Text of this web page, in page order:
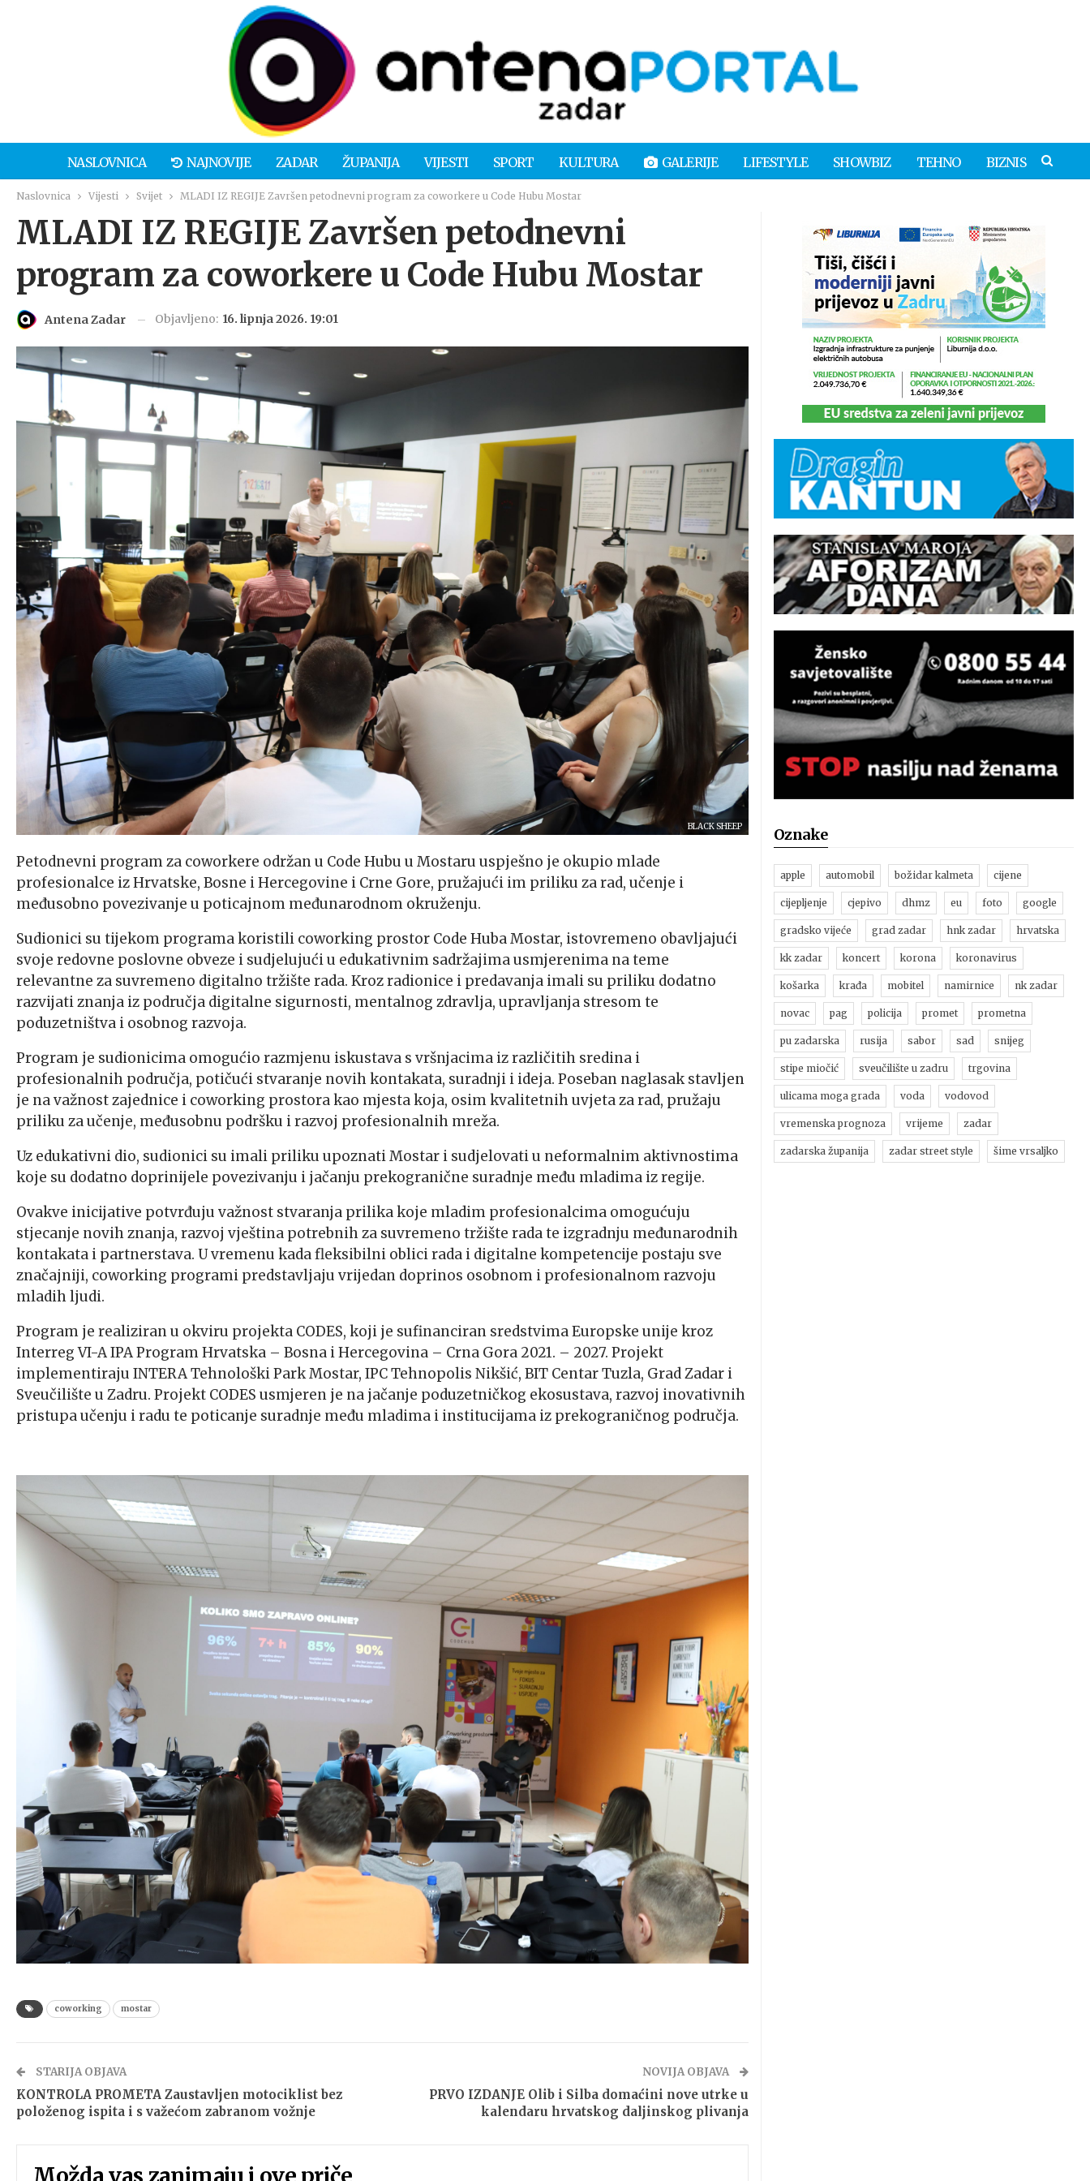
NASLOVNICA NAJNOVIJE ZADAR ŽUPANIJA VIJESTI SPORT KULTURA GALERIJE LIFESTYLE SHOWBIZ TEHNO BIZNIS
Naslovnica Vijesti Svijet MLADI IZ REGIJE Završen petodnevni program za coworkere u Code Hubu Mostar
MLADI IZ REGIJE Završen petodnevni
program za coworkere u Code Hubu Mostar
Antena Zadar Objavljeno: 16. lipnja 2026. 19:01
BLACK SHEEP
Petodnevni program za coworkere održan u Code Hubu u Mostaru uspješno je okupio mlade
profesionalce iz Hrvatske, Bosne i Hercegovine i Crne Gore, pružajući im priliku za rad, učenje i
međusobno povezivanje u poticajnom međunarodnom okruženju.
Sudionici su tijekom programa koristili coworking prostor Code Huba Mostar, istovremeno obavljajući
svoje redovne poslovne obveze i sudjelujući u edukativnim sadržajima usmjerenima na teme
relevantne za suvremeno digitalno tržište rada. Kroz radionice i predavanja imali su priliku dodatno
razvijati znanja iz područja digitalne sigurnosti, mentalnog zdravlja, upravljanja stresom te
poduzetništva i osobnog razvoja.
Program je sudionicima omogućio razmjenu iskustava s vršnjacima iz različitih sredina i
profesionalnih područja, potičući stvaranje novih kontakata, suradnji i ideja. Poseban naglasak stavljen
je na važnost zajednice i coworking prostora kao mjesta koja, osim kvalitetnih uvjeta za rad, pružaju
priliku za učenje, međusobnu podršku i razvoj profesionalnih mreža.
Uz edukativni dio, sudionici su imali priliku upoznati Mostar i sudjelovati u neformalnim aktivnostima
koje su dodatno doprinijele povezivanju i jačanju prekogranične suradnje među mladima iz regije.
Ovakve inicijative potvrđuju važnost stvaranja prilika koje mladim profesionalcima omogućuju
stjecanje novih znanja, razvoj vještina potrebnih za suvremeno tržište rada te izgradnju međunarodnih
kontakata i partnerstava. U vremenu kada fleksibilni oblici rada i digitalne kompetencije postaju sve
značajniji, coworking programi predstavljaju vrijedan doprinos osobnom i profesionalnom razvoju
mladih ljudi.
Program je realiziran u okviru projekta CODES, koji je sufinanciran sredstvima Europske unije kroz
Interreg VI-A IPA Program Hrvatska – Bosna i Hercegovina – Crna Gora 2021. – 2027. Projekt
implementiraju INTERA Tehnološki Park Mostar, IPC Tehnopolis Nikšić, BIT Centar Tuzla, Grad Zadar i
Sveučilište u Zadru. Projekt CODES usmjeren je na jačanje poduzetničkog ekosustava, razvoj inovativnih
pristupa učenju i radu te poticanje suradnje među mladima i institucijama iz prekograničnog područja.
coworking mostar
STARIJA OBJAVA
KONTROLA PROMETA Zaustavljen motociklist bez
položenog ispita i s važećom zabranom vožnje
NOVIJA OBJAVA
PRVO IZDANJE Olib i Silba domaćini nove utrke u
kalendaru hrvatskog daljinskog plivanja
Oznake
apple automobil božidar kalmeta cijene
cijepljenje cjepivo dhmz eu foto google
gradsko vijeće grad zadar hnk zadar hrvatska
kk zadar koncert korona koronavirus
košarka krađa mobitel namirnice nk zadar
novac pag policija promet prometna
pu zadarska rusija sabor sad snijeg
stipe miočić sveučilište u zadru trgovina
ulicama moga grada voda vodovod
vremenska prognoza vrijeme zadar
zadarska županija zadar street style šime vrsaljko